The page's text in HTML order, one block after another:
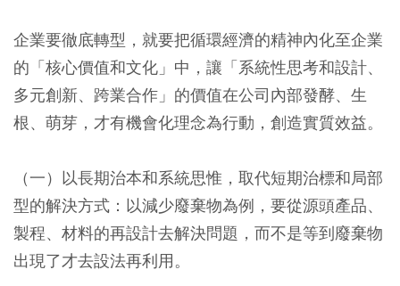
企業要徹底轉型，就要把循環經濟的精神內化至企業
的「核心價值和文化」中，讓「系統性思考和設計、
多元創新、跨業合作」的價值在公司內部發酵、生
根、萌芽，才有機會化理念為行動，創造實質效益。
（一）以長期治本和系統思惟，取代短期治標和局部
型的解決方式：以減少廢棄物為例，要從源頭產品、
製程、材料的再設計去解決問題，而不是等到廢棄物
出現了才去設法再利用。